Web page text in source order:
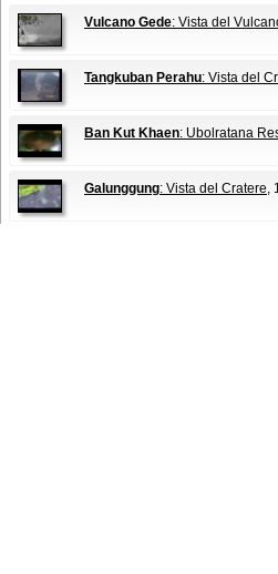
Vulcano Gede: Vista del
Tangkuban Perahu: Vista del
Ban Kut Khaen: Ubolratana
Galunggung: Vista del Cratere,